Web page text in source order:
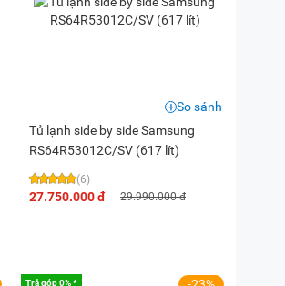
Tủ lạnh side by side Samsung
RS64R53012C/SV (617 lít)
(6)
27.750.000 đ 29.990.000 đ
So sánh
Trả góp 0% *